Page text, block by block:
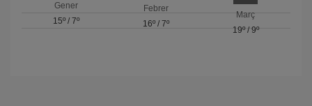
Gener
15º /7º
Febrer
16º / 7º
Març
19º/ 9º